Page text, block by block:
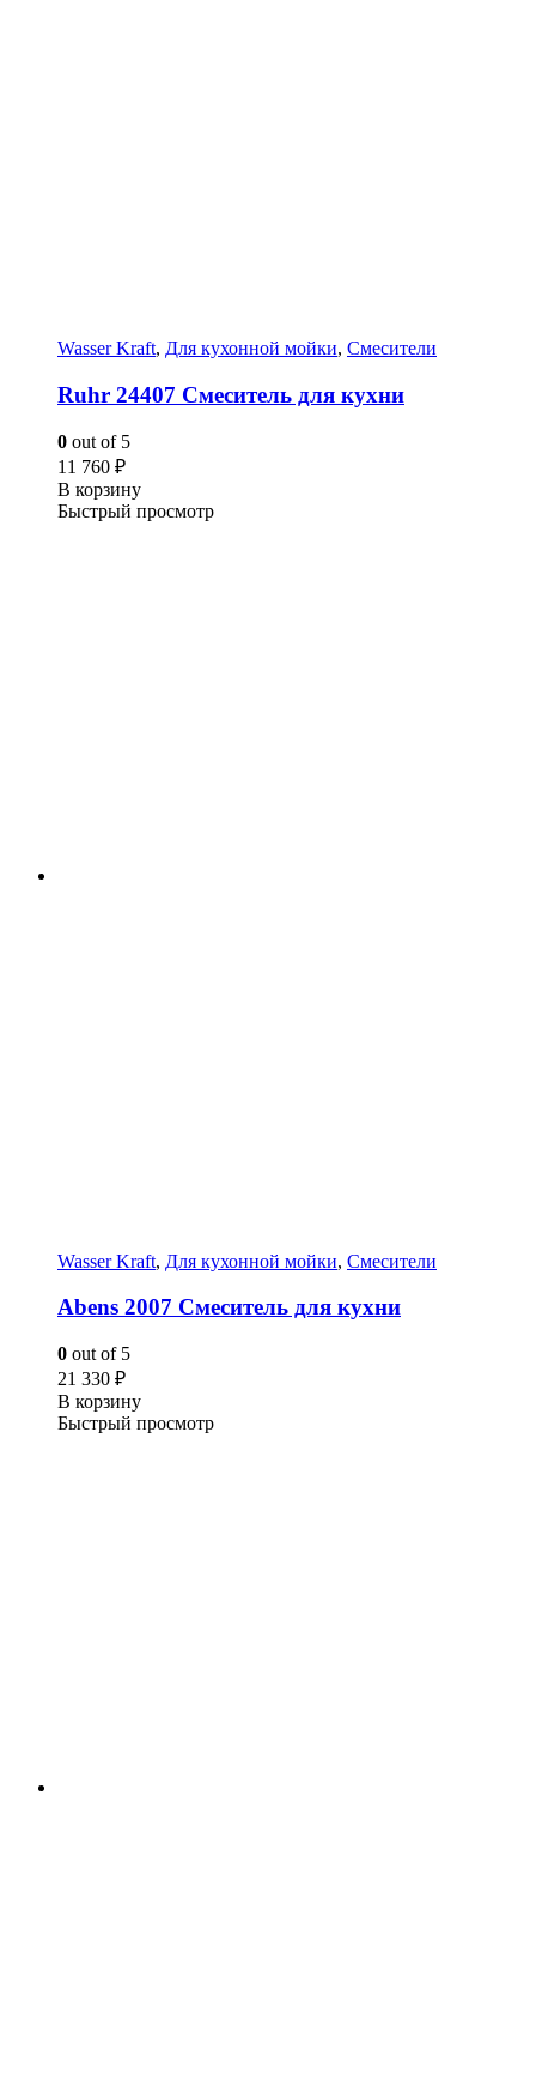
Wasser Kraft, Для кухонной мойки, Смесители
Ruhr 24407 Смеситель для кухни
0 out of 5
11 760 ₽
В корзину
Быстрый просмотр
Wasser Kraft, Для кухонной мойки, Смесители
Abens 2007 Смеситель для кухни
0 out of 5
21 330 ₽
В корзину
Быстрый просмотр